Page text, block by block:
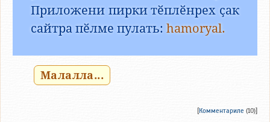
Приложени пирки тӗплӗнрех ҫак
сайтра пӗлме пулать: hamoryal.
Малалла...
[Комментариле (10)]